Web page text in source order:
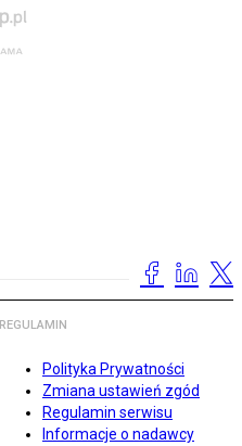
REGULAMIN
Polityka Prywatności
Zmiana ustawień zgód
Regulamin serwisu
Informacje o nadawcy